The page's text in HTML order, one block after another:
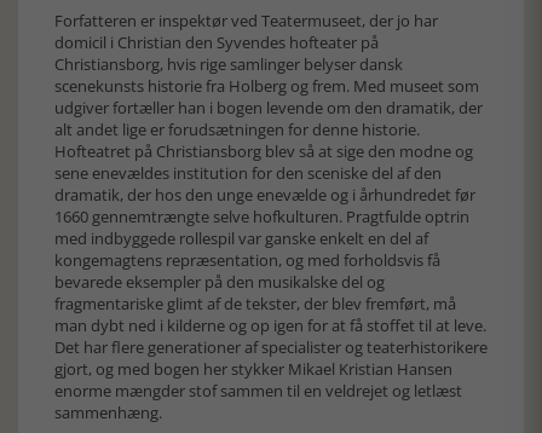
Forfatteren er inspektør ved Teatermuseet, der jo har
domicil i Christian den Syvendes hofteater på
Christiansborg, hvis rige samlinger belyser dansk
scenekunsts historie fra Holberg og frem. Med museet som
udgiver fortæller han i bogen levende om den dramatik, der
alt andet lige er forudsætningen for denne historie.
Hofteatret på Christiansborg blev så at sige den modne og
sene enevældes institution for den sceniske del af den
dramatik, der hos den unge enevælde og i århundredet før
1660 gennemtrængte selve hofkulturen. Pragtfulde optrin
med indbyggede rollespil var ganske enkelt en del af
kongemagtens repræsentation, og med forholdsvis få
bevarede eksempler på den musikalske del og
fragmentariske glimt af de tekster, der blev fremført, må
man dybt ned i kilderne og op igen for at få stoffet til at leve.
Det har flere generationer af specialister og teaterhistorikere
gjort, og med bogen her stykker Mikael Kristian Hansen
enorme mængder stof sammen til en veldrejet og letlæst
sammenhæng.